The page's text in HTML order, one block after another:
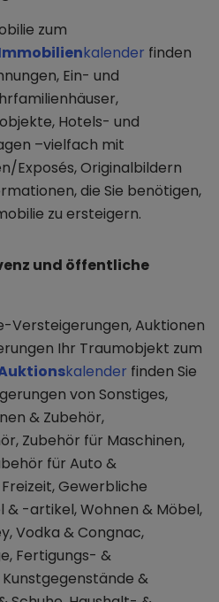
zum
kalender finden
Ein- und
Hotels- und
–vielfach mit
Exposés, Originalbildern
die Sie benötigen,
zu ersteigern.
und öffentliche
Versteigerungen, Auktionen
Ihr Traumobjekt zum
kalender finden Sie
von Sonstiges,
& Zubehör,
Zubehör für Maschinen,
für Auto &
Gewerbliche
-artikel, Wohnen & Möbel,
Vodka & Congnac,
Fertigungs- &
&